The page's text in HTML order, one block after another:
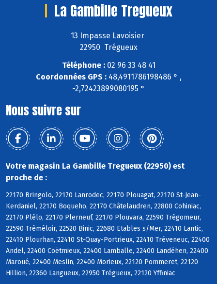
La Gambille Tregueux
13 Impasse Lavoisier
22950 Trégueux
Téléphone :02 96 33 48 41
Coordonnées GPS :48,4911786198486 ° ,
-2,72423899080195 °
Nous suivre sur
Votre magasin La Gambille Tregueux (22950) est
proche de :
22170 Bringolo, 22170 Lanrodec, 22170 Plouagat, 22170 St-Jean-
Kerdaniel, 22170 Boqueho, 22170 Châtelaudren, 22800 Cohiniac,
22170 Plélo, 22170 Plerneuf, 22170 Plouvara, 22590 Trégomeur,
22590 Tréméloir, 22520 Binic, 22680 Etables s/Mer, 22410 Lantic,
22410 Plourhan, 22410 St-Quay-Portrieux, 22410 Tréveneuc, 22400
Andel, 22400 Coëtmieux, 22400 Lamballe, 22400 Landéhen, 22400
Maroué, 22400 Meslin, 22400 Morieux, 22120 Pommeret, 22120
Hillion, 22360 Langueux, 22950 Trégueux, 22120 Yffiniac